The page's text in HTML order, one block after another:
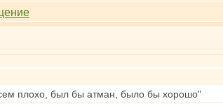
плохо, был бы атман, было бы хорошо"